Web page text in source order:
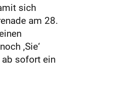
sich
am 28.
‚Sie‘
ab sofort ein